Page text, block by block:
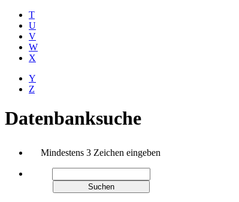
T
U
V
W
X
Y
Z
Datenbanksuche
Mindestens 3 Zeichen eingeben